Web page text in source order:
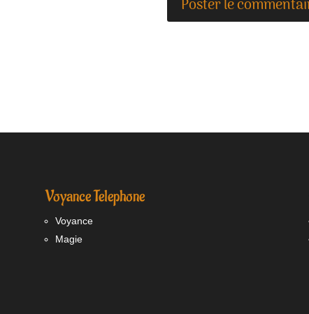
Voyance Telephone
Voyance
Magie